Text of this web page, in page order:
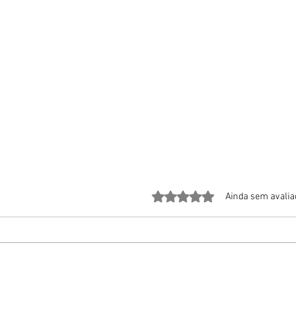
Avaliado com 0 de 5
Ainda sem